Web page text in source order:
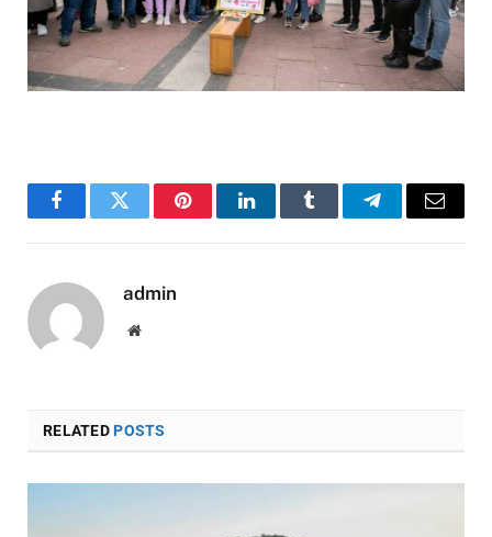
FacebookTwitter PinterestLinkedInTumblr TelegramEmail
admin
Website
RELATEDPOSTS